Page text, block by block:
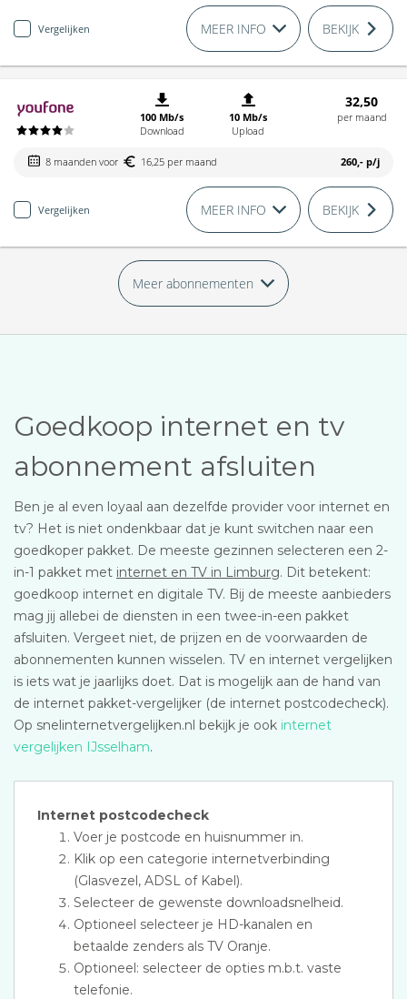
Vergelijken MEER INFO BEKIJK
100 Mb/s
Download
10 Mb/s
Upload
32,50
per maand
8 maanden voor 16,25 per maand 260,- p/j
Vergelijken MEER INFO BEKIJK
Meer abonnementen
Goedkoop internet en tv
abonnement afsluiten
Ben je al even loyaal aan dezelfde provider voor internet en
tv? Het is niet ondenkbaar dat je kunt switchen naar een
goedkoper pakket. De meeste gezinnen selecteren een 2-
in-1 pakket met internet en TV in Limburg. Dit betekent:
goedkoop internet en digitale TV. Bij de meeste aanbieders
mag jij allebei de diensten in een twee-in-een pakket
afsluiten. Vergeet niet, de prijzen en de voorwaarden de
abonnementen kunnen wisselen. TV en internet vergelijken
is iets wat je jaarlijks doet. Dat is mogelijk aan de hand van
de internet pakket-vergelijker (de internet postcodecheck).
Op snelinternetvergelijken.nl bekijk je ook internet
vergelijken IJsselham.
Internet postcodecheck
Voer je postcode en huisnummer in.
Klik op een categorie internetverbinding
(Glasvezel, ADSL of Kabel).
Selecteer de gewenste downloadsnelheid.
Optioneel selecteer je HD-kanalen en
betaalde zenders als TV Oranje.
Optioneel: selecteer de opties m.b.t. vaste
telefonie.